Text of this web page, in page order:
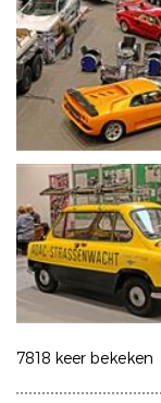
7818 keer bekeken